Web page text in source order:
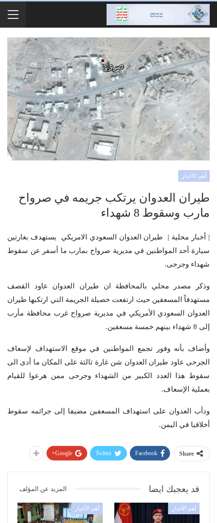
أهم الأخبار
طيران العدوان يرتكب جريمه في صرواح
مارب وسقوط 8 شهداء
| أخبار محلية | طيران العدوان السعودي الامريكي يستهدف بغارتين
سيارة أحد المواطنين في مديرية صرواح بمارب ما أسفر عن سقوط
شهداء وجرحى.
وذكر مصدر محلي بالمحافظة ان طيران العدوان عاود القصف
مستهدفاً المسعفين حيث ارتفعت حصيلة الجريمة التي ارتكبها طيران
العدوان السعودي الأمريكي في مديرية صرواح غرب محافظة مأرب
إلى 8 شهداء بينهم خمسة مسعفين.
وأضاف بأنه وفور تجمع المواطنين في موقع الاستهداف لإسعاف
الجرحى عاود طيران العدوان شن غارة ثالثة على المكان ما أدى الى
سقوط هذا العدد الكبير من الشهداء وجرحى ممن هرعوا للقيام
بعملية الإسعاف.
ودأب العدوان على استهداف المسعفين مضيفا إلى جرائمه سقوط
أخلاقيا في اليمن.
Share
Facebook
Twitter
Google+
قد يعجبك ايضا المزيد عن المؤلف
أهم الأخبار أهم الأخبار